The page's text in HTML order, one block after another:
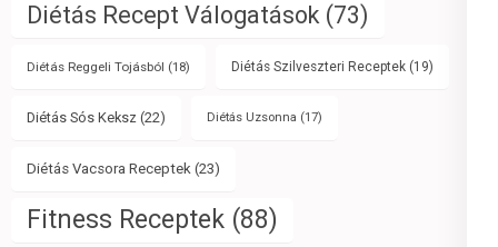
Diétás Recept Válogatások (73)
Diétás Reggeli Tojásból (18) Diétás Szilveszteri Receptek (19)
Diétás Sós Keksz (22) Diétás Uzsonna (17)
Diétás Vacsora Receptek (23)
Fitness Receptek (88)